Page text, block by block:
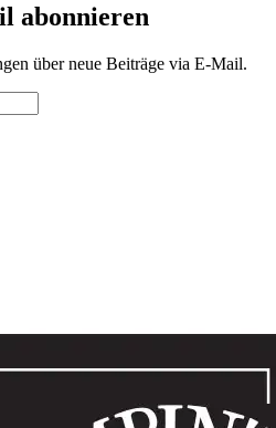
abonnieren
über neue Beiträge via E-Mail.